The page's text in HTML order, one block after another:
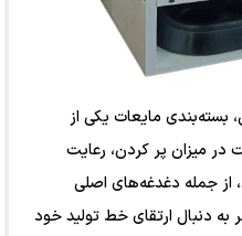
بسته‌بندی مایعات یکی از
میزان پر کردن، رعایت
از جمله دغدغه‌های اصلی
به دنبال ارتقای خط تولید خود